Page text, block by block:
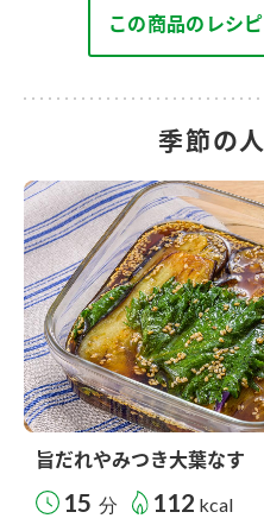
この商品のレシ
季節の
旨だれやみつき大葉なす
15 分 112 kcal